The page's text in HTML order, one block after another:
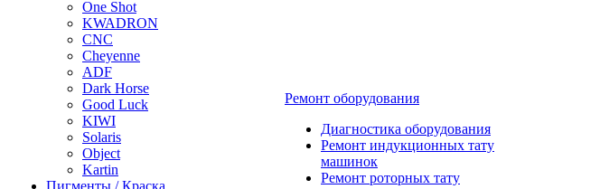
One Shot
KWADRON
CNC
Cheyenne
ADF
Dark Horse
Good Luck
KIWI
Solaris
Object
Kartin
Пигменты / Краска
Ремонт оборудования
Диагностика оборудования
Ремонт индукционных тату
машинок
Ремонт роторных тату